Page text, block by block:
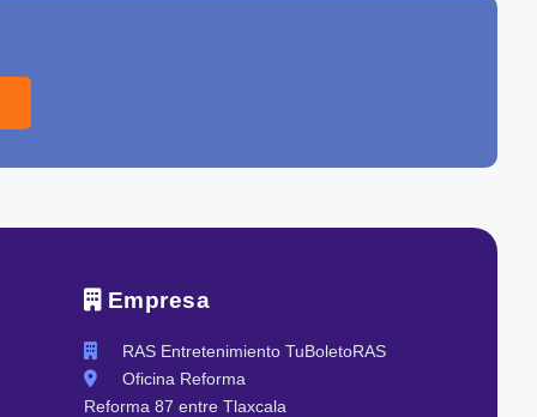
Empresa
RAS Entretenimiento TuBoletoRAS
Oficina Reforma
Reforma 87 entre Tlaxcala